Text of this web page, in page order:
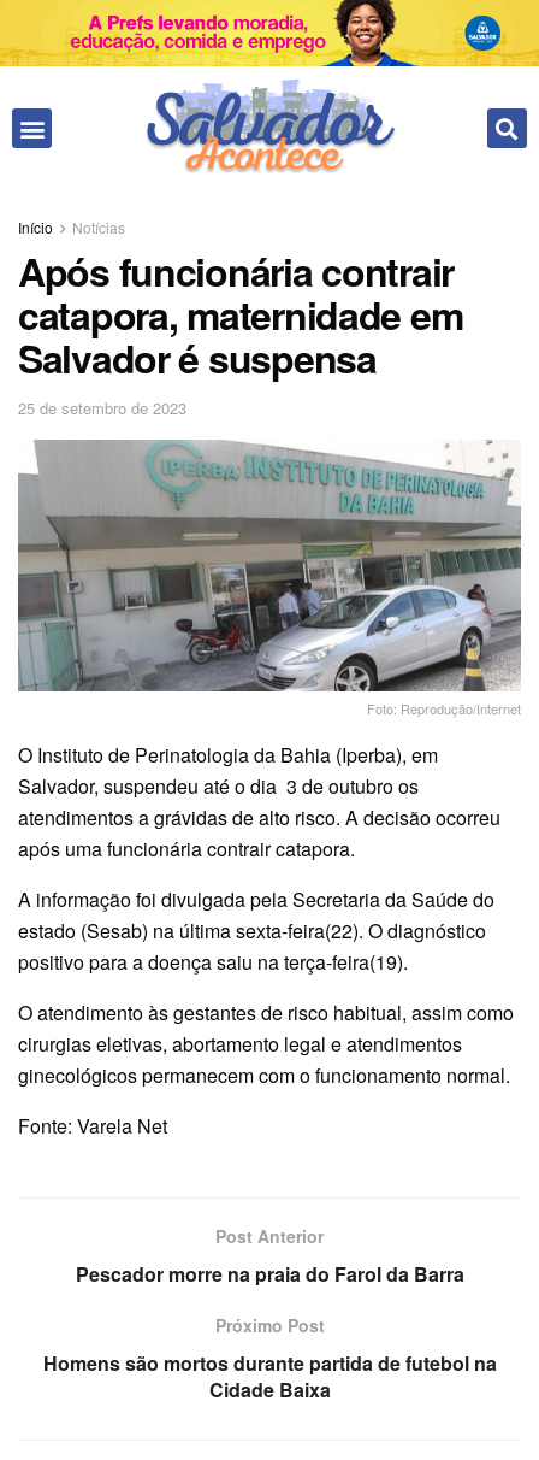
Início Notícias
Após funcionária contrair
catapora, maternidade em
Salvador é suspensa
25 de setembro de 2023
Foto: Reprodução/Internet
O Instituto de Perinatologia da Bahia (Iperba), em
Salvador, suspendeu até o dia 3 de outubro os
atendimentos a grávidas de alto risco. A decisão ocorreu
após uma funcionária contrair catapora.
A informação foi divulgada pela Secretaria da Saúde do
estado (Sesab) na última sexta-feira(22). O diagnóstico
positivo para a doença saiu na terça-feira(19).
O atendimento às gestantes de risco habitual, assim como
cirurgias eletivas, abortamento legal e atendimentos
ginecológicos permanecem com o funcionamento normal.
Fonte: Varela Net
Post Anterior
Pescador morre na praia do Farol da Barra
Próximo Post
Homens são mortos durante partida de futebol na
Cidade Baixa